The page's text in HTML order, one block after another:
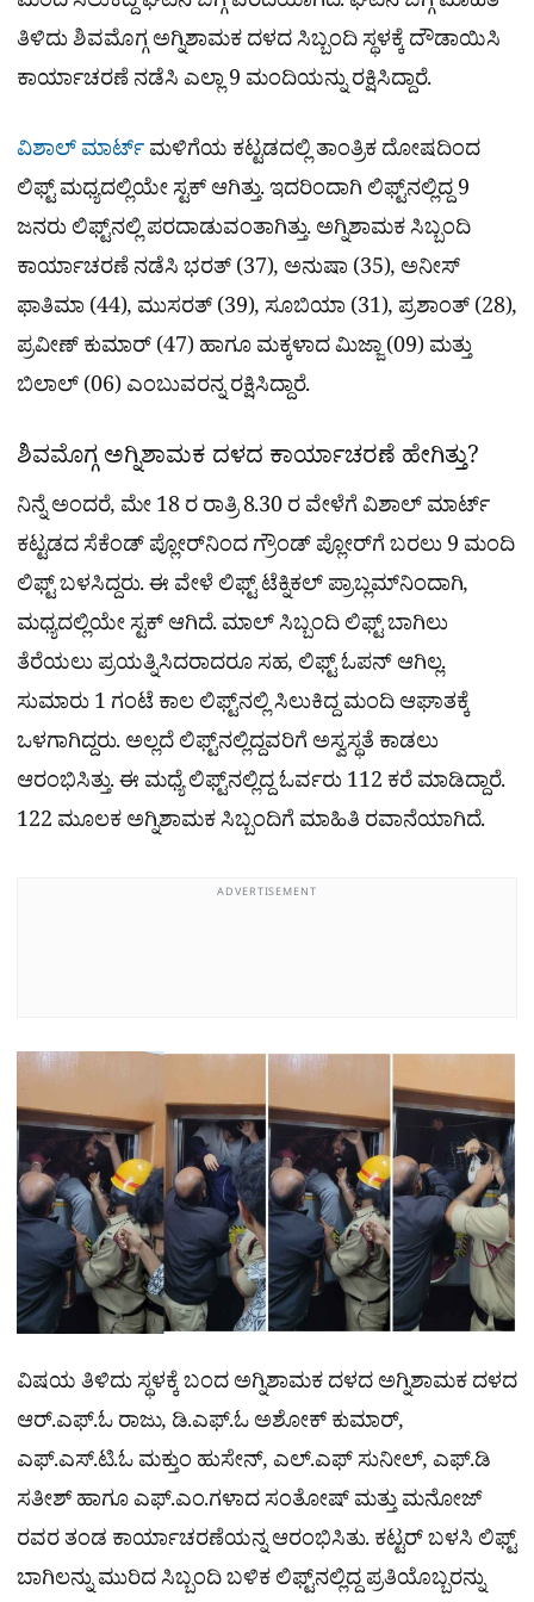
ತಿಳಿದು ಶಿವಮೊಗ್ಗ ಅಗ್ನಿಶಾಮಕ ದಳದ ಸಿಬ್ಬಂದಿ ಸ್ಥಳಕ್ಕೆ ದೌಡಾಯಿಸಿ
ಕಾರ್ಯಾಚರಣೆ ನಡೆಸಿ ಎಲ್ಲಾ 9 ಮಂದಿಯನ್ನು ರಕ್ಷಿಸಿದ್ದಾರೆ.
ವಿಶಾಲ್ ಮಾರ್ಟ್ಮಳಿಗೆಯ ಕಟ್ಟಡದಲ್ಲಿ ತಾಂತ್ರಿಕ ದೋಷದಿಂದ
ಲಿಫ್ಟ್‌ ಮಧ್ಯದಲ್ಲಿಯೇ ಸ್ಟಕ್ ಆಗಿತ್ತು. ಇದರಿಂದಾಗಿ ಲಿಫ್ಟ್​ನಲ್ಲಿದ್ದ 9
ಜನರು ಲಿಫ್ಟ್​ನಲ್ಲಿ ಪರದಾಡುವಂತಾಗಿತ್ತು. ಅಗ್ನಿಶಾಮಕ ಸಿಬ್ಬಂದಿ
ಕಾರ್ಯಾಚರಣೆ ನಡೆಸಿ ಭರತ್ (37), ಅನುಷಾ (35), ಅನೀಸ್
ಫಾತಿಮಾ (44), ಮುಸರತ್ (39), ಸೂಬಿಯಾ (31), ಪ್ರಶಾಂತ್ (28),
ಪ್ರವೀಣ್ ಕುಮಾರ್ (47) ಹಾಗೂ ಮಕ್ಕಳಾದ ಮಿಜ್ಜಾ (09) ಮತ್ತು
ಬಿಲಾಲ್ (06) ಎಂಬುವರನ್ನ ರಕ್ಷಿಸಿದ್ದಾರೆ.
ಶಿವಮೊಗ್ಗ ಅಗ್ನಿಶಾಮಕ ದಳದ ಕಾರ್ಯಾಚರಣೆ ಹೇಗಿತ್ತು?
ನಿನ್ನೆ ಅಂದರೆ, ಮೇ 18 ರ ರಾತ್ರಿ 8.30 ರ ವೇಳೆಗೆ ವಿಶಾಲ್ ಮಾರ್ಟ್
ಕಟ್ಟಡದ ಸೆಕೆಂಡ್ ಪ್ಲೋರ್​ನಿಂದ ಗ್ರೌಂಡ್ ಪ್ಲೋರ್​ಗೆ ಬರಲು 9 ಮಂದಿ
ಲಿಫ್ಟ್ ಬಳಸಿದ್ದರು. ಈ ವೇಳೆ ಲಿಫ್ಟ್ ಟೆಕ್ನಿಕಲ್ ಪ್ರಾಬ್ಲಮ್​ನಿಂದಾಗಿ,
ಮಧ್ಯದಲ್ಲಿಯೇ ಸ್ಟಕ್​ ಆಗಿದೆ. ಮಾಲ್​ ಸಿಬ್ಬಂದಿ ಲಿಫ್ಟ್ ಬಾಗಿಲು
ತೆರೆಯಲು ಪ್ರಯತ್ನಿಸಿದರಾದರೂ ಸಹ, ಲಿಫ್ಟ್ ಓಪನ್ ಆಗಿಲ್ಲ.
ಸುಮಾರು 1 ಗಂಟೆ ಕಾಲ ಲಿಫ್ಟ್​ನಲ್ಲಿ ಸಿಲುಕಿದ್ದ ಮಂದಿ ಆಘಾತಕ್ಕೆ
ಒಳಗಾಗಿದ್ದರು. ಅಲ್ಲದೆ ಲಿಫ್ಟ್​ನಲ್ಲಿದ್ದವರಿಗೆ ಅಸ್ವಸ್ಥತೆ ಕಾಡಲು
ಆರಂಭಿಸಿತ್ತು. ಈ ಮಧ್ಯೆ ಲಿಫ್ಟ್​ನಲ್ಲಿದ್ದ ಓರ್ವರು 112 ಕರೆ ಮಾಡಿದ್ದಾರೆ.
122 ಮೂಲಕ ಅಗ್ನಿಶಾಮಕ ಸಿಬ್ಬಂದಿಗೆ ಮಾಹಿತಿ ರವಾನೆಯಾಗಿದೆ.
ADVERTISEMENT
ವಿಷಯ ತಿಳಿದು ಸ್ಥಳಕ್ಕೆ ಬಂದ ಅಗ್ನಿಶಾಮಕ ದಳದ ಅಗ್ನಿಶಾಮಕ ದಳದ
ಆರ್.ಎಫ್.ಓ ರಾಜು, ಡಿ.ಎಫ್.ಓ ಅಶೋಕ್ ಕುಮಾರ್,
ಎಫ್.ಎಸ್.ಟಿ.ಓ ಮಕ್ತುಂ ಹುಸೇನ್, ಎಲ್.ಎಫ್ ಸುನೀಲ್, ಎಫ್.ಡಿ
ಸತೀಶ್ ಹಾಗೂ ಎಫ್.ಎಂ.ಗಳಾದ ಸಂತೋಷ್ ಮತ್ತು ಮನೋಜ್
ರವರ ತಂಡ ಕಾರ್ಯಾಚರಣೆಯನ್ನ ಆರಂಭಿಸಿತು. ಕಟ್ಟರ್ ಬಳಸಿ ಲಿಫ್ಟ್
ಬಾಗಿಲನ್ನು ಮುರಿದ ಸಿಬ್ಬಂದಿ ಬಳಿಕ ಲಿಫ್ಟ್​ನಲ್ಲಿದ್ದ ಪ್ರತಿಯೊಬ್ಬರನ್ನು